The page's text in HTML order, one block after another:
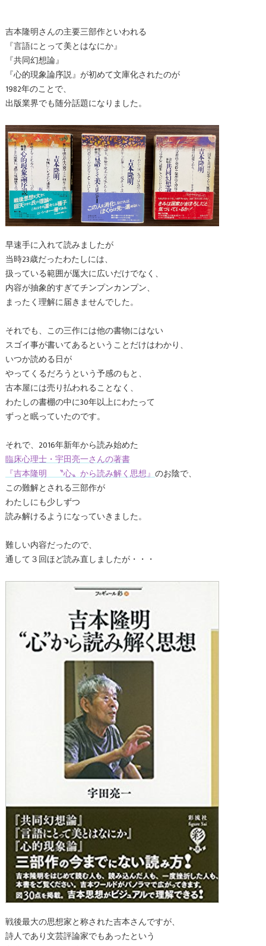
吉本隆明さんの主要三部作といわれる
『言語にとって美とはなにか』
『共同幻想論』
『心的現象論序説』が初めて文庫化されたのが
1982年のことで、
出版業界でも随分話題になりました。
早速手に入れて読みましたが
当時23歳だったわたしには、
扱っている範囲が厖大に広いだけでなく、
内容が抽象的すぎてチンプンカンプン、
まったく理解に届きませんでした。
それでも、この三作には他の書物にはない
スゴイ事が書いてあるということだけはわかり、
いつか読める日が
やってくるだろうという予感のもと、
古本屋には売り払われることなく、
わたしの書棚の中に30年以上にわたって
ずっと眠っていたのです。
それで、2016年新年から読み始めた
臨床心理士・宇田亮一さんの著書
『吉本隆明 〝心〟から読み解く思想』のお陰で、
この難解とされる三部作が
わたしにも少しずつ
読み解けるようになっていきました。
難しい内容だったので、
通して３回ほど読み直しましたが・・・
戦後最大の思想家と称された吉本さんですが、
詩人であり文芸評論家でもあったという